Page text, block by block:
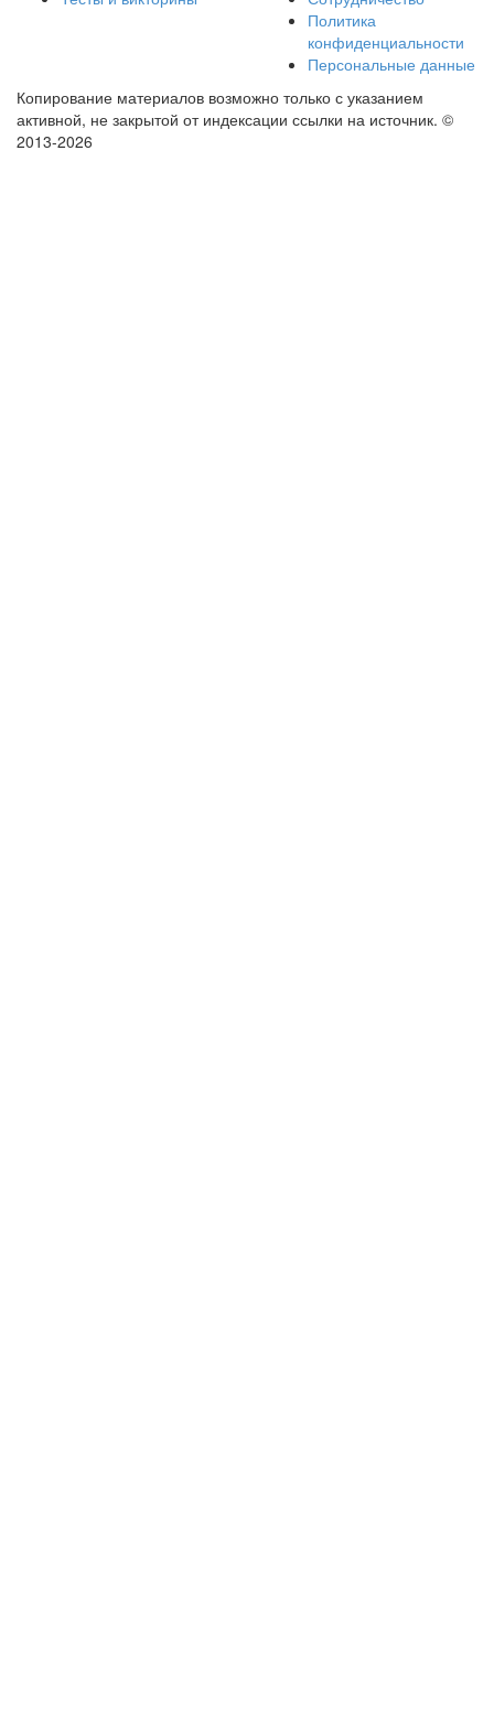
Политика
конфиденциальности
Персональные данные
Копирование материалов возможно только с указанием
активной, не закрытой от индексации ссылки на источник. ©
2013-2026